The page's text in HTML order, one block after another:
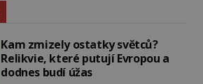
Kam zmizely ostatky světců?
Relikvie, které putují Evropou a
dodnes budí úžas